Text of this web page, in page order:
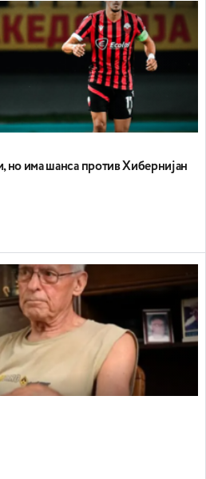
но има шанса против Хибернијан